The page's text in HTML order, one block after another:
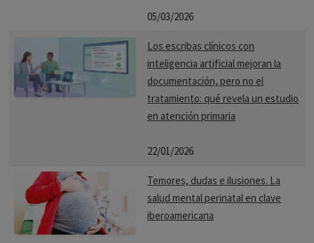
05/03/2026
Los escribas clínicos con
inteligencia artificial mejoran la
documentación, pero no el
tratamiento: qué revela un estudio
en atención primaria
22/01/2026
Temores, dudas e ilusiones. La
salud mental perinatal en clave
iberoamericana